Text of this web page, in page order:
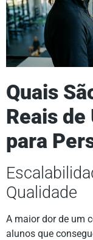
Quais
Reais de
para
Qualidade
A maior dor de um
alunos que